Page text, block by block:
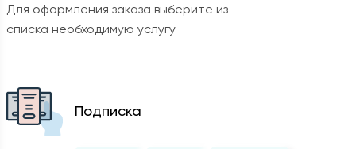
Для оформления заказа выберите из
списка необходимую услугу
Подписка